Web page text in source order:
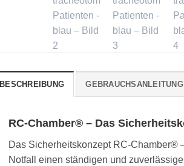
BESCHREIBUNG GEBRAUCHSANLEITUNG
RC-Chamber® – Das
Das Sicherheitskonzept RC-Chamber®
Notfall einen ständigen und